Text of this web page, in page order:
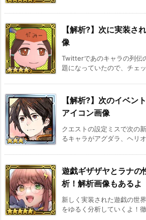
【解析?】次に実装さ
像
Twitterであのキャラの列伝
題になっていたので、チェ
【解析?】次のイベン
アイコン画像
クエストの設定ミスで次の
るキャラがアグダラ、ヘリ
遊戯ギザザヤとラナの
析！解析画像もあるよ
新しく実装された遊戯の世
をゆるく分析していくよ！